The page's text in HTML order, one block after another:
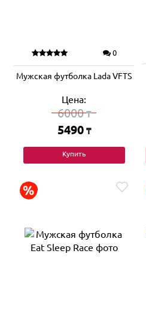
0
Мужская футболка Lada VFTS
Цена:
6000₸
5490 ₸
Купить